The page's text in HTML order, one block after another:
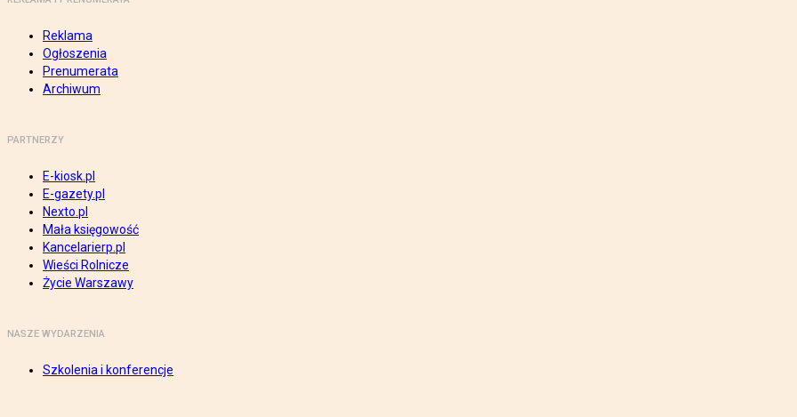
Reklama
Ogłoszenia
Prenumerata
Archiwum
PARTNERZY
E-kiosk.pl
E-gazety.pl
Nexto.pl
Mała księgowość
Kancelarierp.pl
Wieści Rolnicze
Życie Warszawy
NASZE WYDARZENIA
Szkolenia i konferencje